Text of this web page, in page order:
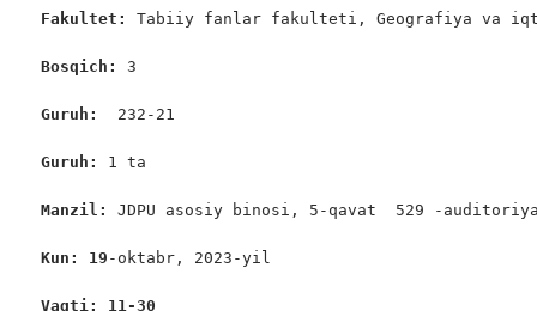
Fakultet: Tabiiy fanlar fakulteti, Geografiya va
Bosqich: 3
Guruh: 232-21
Guruh: 1 ta
Manzil: JDPU asosiy binosi, 5-qavat  529 -
Kun: 19 -oktabr, 2023-yil
Vaqti: 11-30